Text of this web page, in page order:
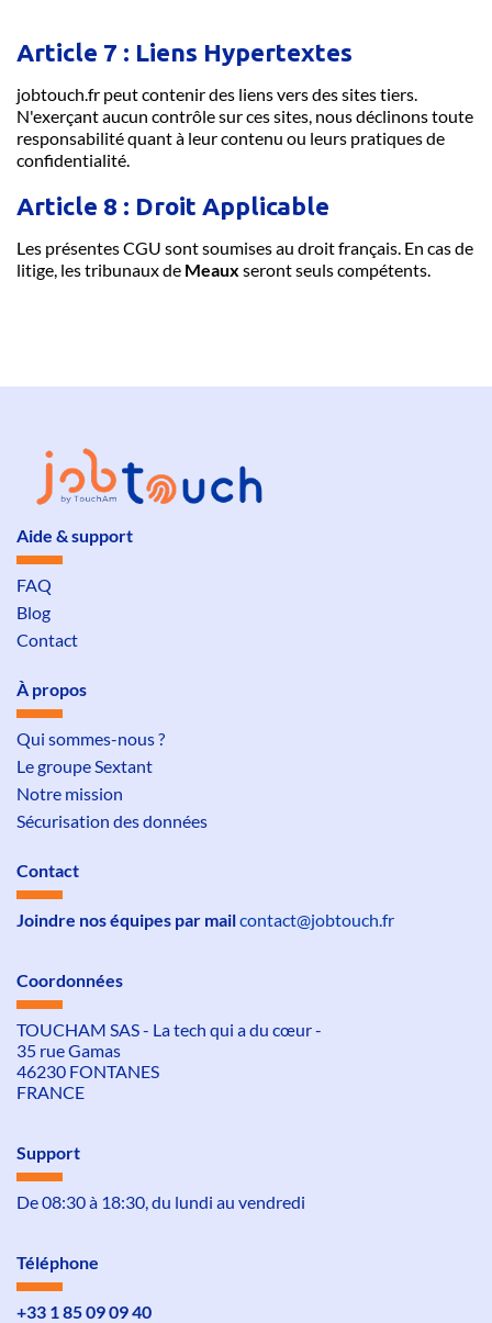
Article 7 : Liens Hypertextes
jobtouch.fr peut contenir des liens vers des sites tiers.
N'exerçant aucun contrôle sur ces sites, nous déclinons toute
responsabilité quant à leur contenu ou leurs pratiques de
confidentialité.
Article 8 : Droit Applicable
Les présentes CGU sont soumises au droit français. En cas de
litige, les tribunaux de Meaux seront seuls compétents.
Aide & support
FAQ
Blog
Contact
À propos
Qui sommes-nous ?
Le groupe Sextant
Notre mission
Sécurisation des données
Contact
Joindre nos équipes par mailcontact@jobtouch.fr
Coordonnées
TOUCHAM SAS - La tech qui a du cœur -
35 rue Gamas
46230 FONTANES
FRANCE
Support
De 08:30 à 18:30, du lundi au vendredi
Téléphone
+33 1 85 09 09 40